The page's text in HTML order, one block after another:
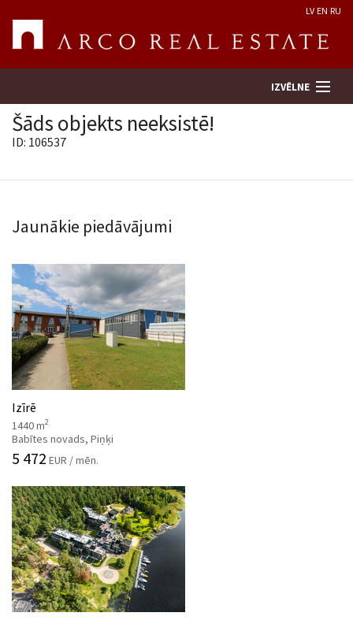
LV EN RU
IZVĒLNE
Uzņēmums
Pakalpojumi
Kontakti
Šāds objekts neeksistē!
ID: 106537
Jaunākie piedāvājumi
Izīrē
1440 m2
Babītes novads, Piņķi
5 472 EUR / mēn.